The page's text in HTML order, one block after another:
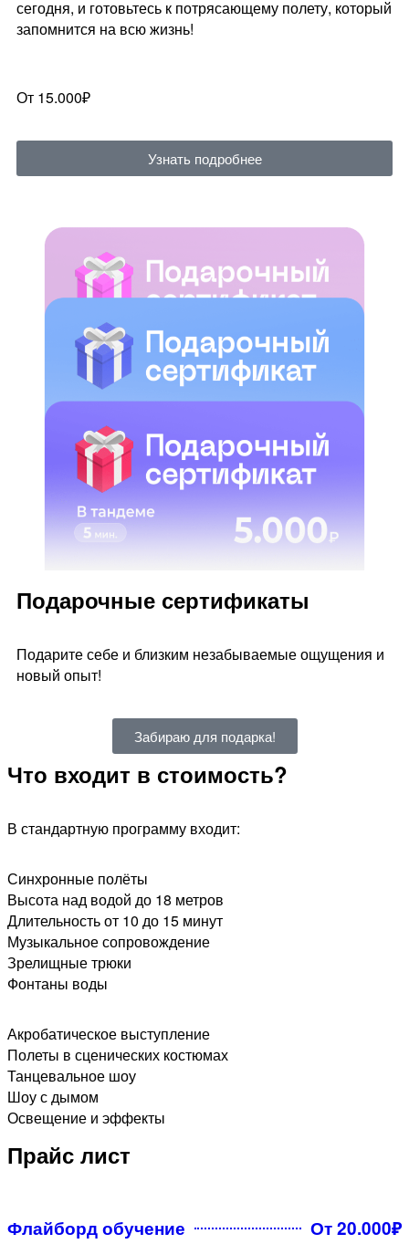
сегодня, и готовьтесь к потрясающему полету, который
запомнится на всю жизнь!
От 15.000₽
Узнать подробнее
Подарочные сертификаты
Подарите себе и близким незабываемые ощущения и
новый опыт!
Забираю для подарка!
Что входит в стоимость?
В стандартную программу входит:
Синхронные полёты
Высота над водой до 18 метров
Длительность от 10 до 15 минут
Музыкальное сопровождение
Зрелищные трюки
Фонтаны воды​
Акробатическое выступление
Полеты в сценических костюмах
Танцевальное шоу
Шоу с дымом
Освещение и эффекты
Прайс лист
Флайборд обучение От 20.000₽